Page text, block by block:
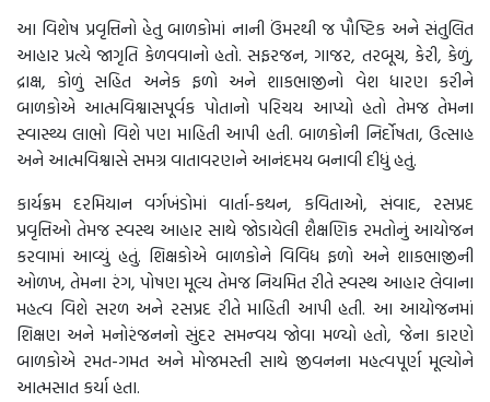
આ વિશેષ પ્રવૃત્તિનો હેતુ બાળકોમાં નાની ઉંમરથી જ પૌષ્ટિક અને સંતુલિત
આહાર પ્રત્યે જાગૃતિ કેળવવાનો હતો. સફરજન, ગાજર, તરબૂચ, કેરી, કેળું,
દ્રાક્ષ, કોળું સહિત અનેક ફળો અને શાકભાજીનો વેશ ધારણ કરીને
બાળકોએ આત્મવિશ્વાસપૂર્વક પોતાનો પરિચય આપ્યો હતો તેમજ તેમના
સ્વાસ્થ્ય લાભો વિશે પણ માહિતી આપી હતી. બાળકોની નિર્દોષતા, ઉત્સાહ
અને આત્મવિશ્વાસે સમગ્ર વાતાવરણને આનંદમય બનાવી દીધું હતું.
કાર્યક્રમ દરમિયાન વર્ગખંડોમાં વાર્તા-કથન, કવિતાઓ, સંવાદ, રસપ્રદ
પ્રવૃત્તિઓ તેમજ સ્વસ્થ આહાર સાથે જોડાયેલી શૈક્ષણિક રમતોનું આયોજન
કરવામાં આવ્યું હતું. શિક્ષકોએ બાળકોને વિવિધ ફળો અને શાકભાજીની
ઓળખ, તેમના રંગ, પોષણ મૂલ્ય તેમજ નિયમિત રીતે સ્વસ્થ આહાર લેવાના
મહત્વ વિશે સરળ અને રસપ્રદ રીતે માહિતી આપી હતી. આ આયોજનમાં
શિક્ષણ અને મનોરંજનનો સુંદર સમન્વય જોવા મળ્યો હતો, જેના કારણે
બાળકોએ રમત-ગમત અને મોજમસ્તી સાથે જીવનના મહત્વપૂર્ણ મૂલ્યોને
આત્મસાત કર્યા હતા.